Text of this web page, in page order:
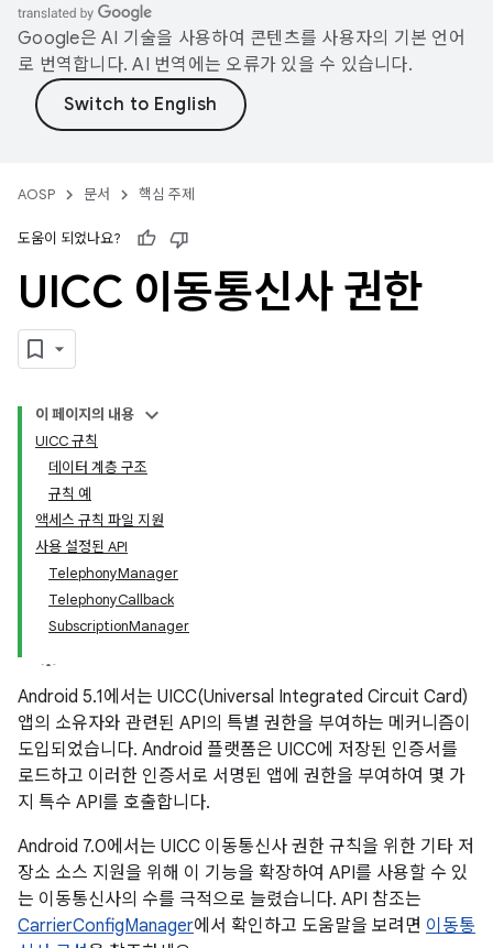
Google은 AI 기술을 사용하여 콘텐츠를 사용자의 기본 언어
로 번역합니다. AI 번역에는 오류가 있을 수 있습니다.
AOSP 문서 핵심 주제
도움이 되었나요?
UICC 이동통신사 권한
이 페이지의 내용
UICC 규칙
데이터 계층 구조
규칙 예
액세스 규칙 파일 지원
사용 설정된 API
TelephonyManager
TelephonyCallback
SubscriptionManager
Android 5.1에서는 UICC(Universal Integrated Circuit Card)
앱의 소유자와 관련된 API의 특별 권한을 부여하는 메커니즘이
도입되었습니다. Android 플랫폼은 UICC에 저장된 인증서를
로드하고 이러한 인증서로 서명된 앱에 권한을 부여하여 몇 가
지 특수 API를 호출합니다.
Android 7.0에서는 UICC 이동통신사 권한 규칙을 위한 기타 저
장소 소스 지원을 위해 이 기능을 확장하여 API를 사용할 수 있
는 이동통신사의 수를 극적으로 늘렸습니다. API 참조는
CarrierConfigManager에서 확인하고 도움말을 보려면 이동통